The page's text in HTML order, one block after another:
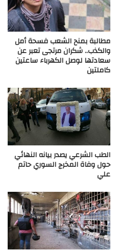
مطالبة بمنح الشعب فسحة أمل
والكذب.. شكران مرتجى تعبر عن
سعادتها لوصل الكهرباء ساعتين
كاملتين
الطب الشرعي يصدر بيانه النهائي
حول وفاة المخرج السوري حاتم
علي